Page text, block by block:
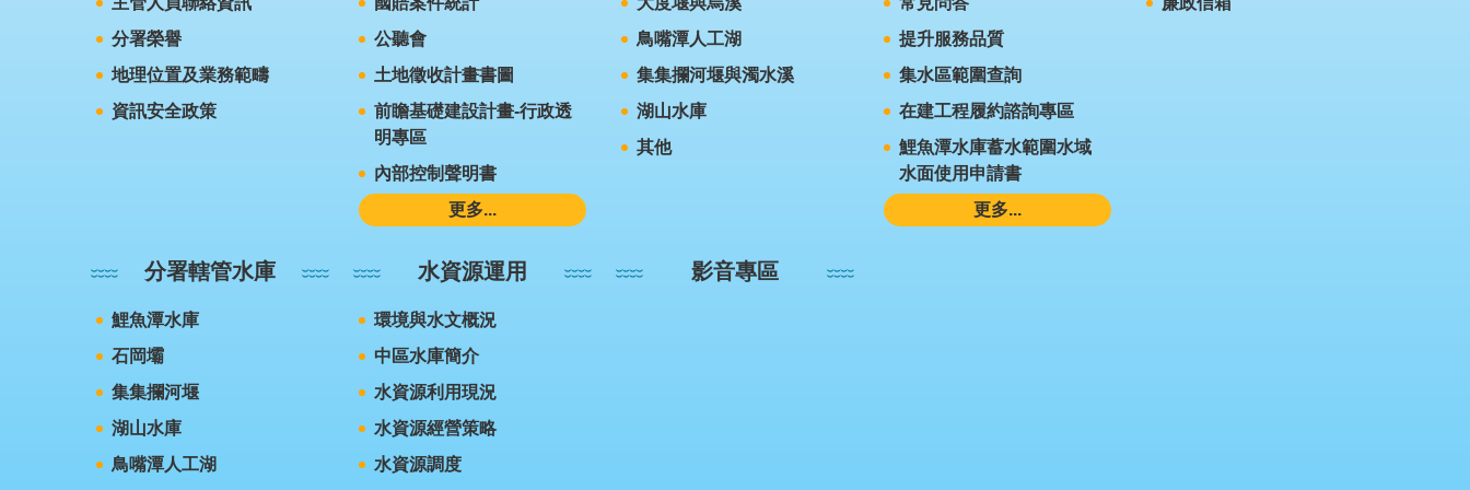
分署榮譽
地理位置及業務範疇
資訊安全政策
公聽會
土地徵收計畫書圖
前瞻基礎建設計畫-行政透
明專區
內部控制聲明書
更多...
鳥嘴潭人工湖
集集攔河堰與濁水溪
湖山水庫
其他
提升服務品質
集水區範圍查詢
在建工程履約諮詢專區
鯉魚潭水庫蓄水範圍水域
水面使用申請書
更多...
分署轄管水庫
鯉魚潭水庫
石岡壩
集集攔河堰
湖山水庫
鳥嘴潭人工湖
水資源運用
環境與水文概況
中區水庫簡介
水資源利用現況
水資源經營策略
水資源調度
影音專區